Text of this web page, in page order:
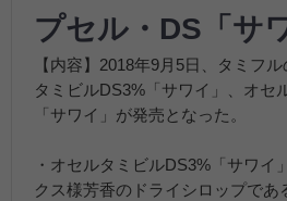
プセル・DS「サ
【内容】2018年9月5日、タミフ
タミビルDS3%「サワイ」、オセ
「サワイ」が発売となった。
・オセルタミビルDS3%「サワイ
クス様芳香のドライシロップであ